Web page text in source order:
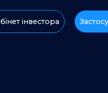
інвестора